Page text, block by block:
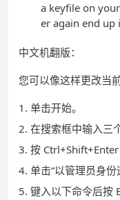
a keyfile on
er again end up
中文机翻版：
您可以像这样更改当前
1. 单击开始。
2. 在搜索框中输入三
3. 按 Ctrl+Shift+Enter
4. 单击“以管理员身份
5. 键入以下命令后按